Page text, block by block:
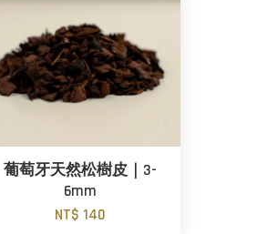
葡萄牙天然松樹皮｜3-
6mm
NT$ 140